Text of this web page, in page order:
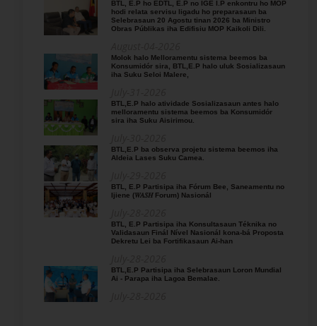
BTL, E.P ho EDTL, E.P no IGE I.P enkontru ho MOP
hodi relata servisu ligadu ho preparasaun ba
Selebrasaun 20 Agostu tinan 2026 ba Ministro
Obras Públikas iha Edifisiu MOP Kaikoli Dili.
Molok halo Melloramentu sistema beemos ba
Konsumidór sira, BTL,E.P halo uluk Sosializasaun
iha Suku Seloi Malere,
BTL,E.P halo atividade Sosializasaun antes halo
melloramentu sistema beemos ba Konsumidór
sira iha Suku Aisirimou.
BTL,E.P ba observa projetu sistema beemos iha
Aldeia Lases Suku Camea.
BTL, E.P Partisipa iha Fórum Bee, Saneamentu no
Ijiene (𝑊𝐴𝑆𝐻 Forum) Nasionál
BTL, E.P Partisipa iha Konsultasaun Téknika no
Validasaun Finál Nível Nasionál kona-bá Proposta
Dekretu Lei ba Fortifikasaun Ai-han
BTL,E.P Partisipa iha Selebrasaun Loron Mundial
Ai - Parapa iha Lagoa Bemalae.